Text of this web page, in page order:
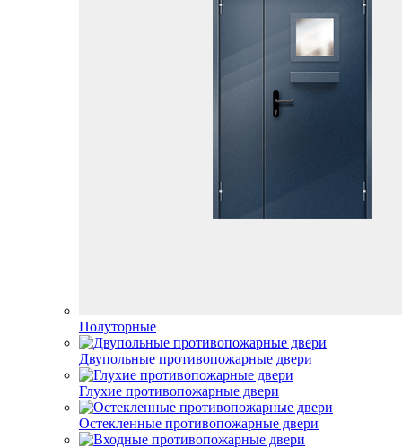
Полуторные
Двупольные противопожарные двери
Глухие противопожарные двери
Остекленные противопожарные двери